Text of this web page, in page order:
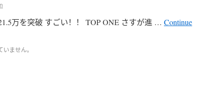
万を突破 すごい！！ TOP ONE さすが進 … Continue
ません。